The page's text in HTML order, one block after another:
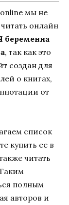
мы не
онлайн
беременна
, так как это
создан для
о книгах,
от
список
купить ее в
читать
полным
авторов и